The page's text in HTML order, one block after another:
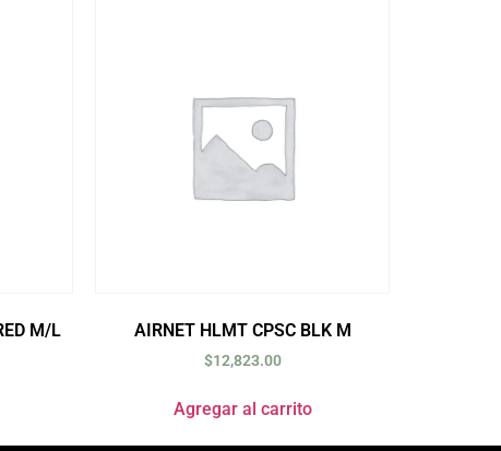
M/L AIRNET HLMT CPSC BLK M
$12,823.00
Agregar al carrito